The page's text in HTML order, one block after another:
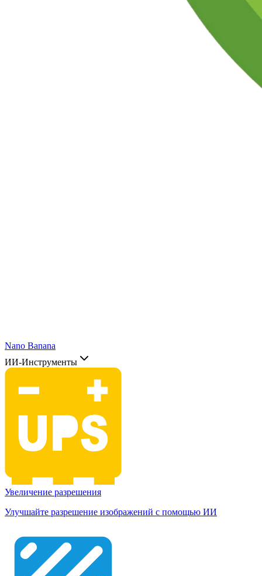
Nano Banana
ИИ-Инструменты
Увеличение разрешения
Улучшайте разрешение изображений с помощью ИИ